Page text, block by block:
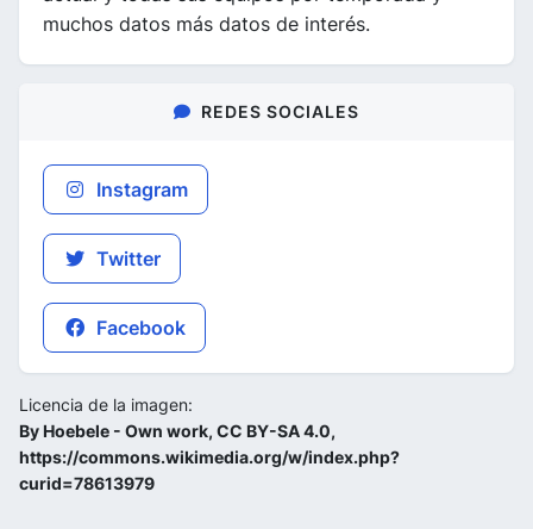
muchos datos más datos de interés.
REDES SOCIALES
Instagram
Twitter
Facebook
Licencia de la imagen:
By Hoebele - Own work, CC BY-SA 4.0,
https://commons.wikimedia.org/w/index.php?
curid=78613979